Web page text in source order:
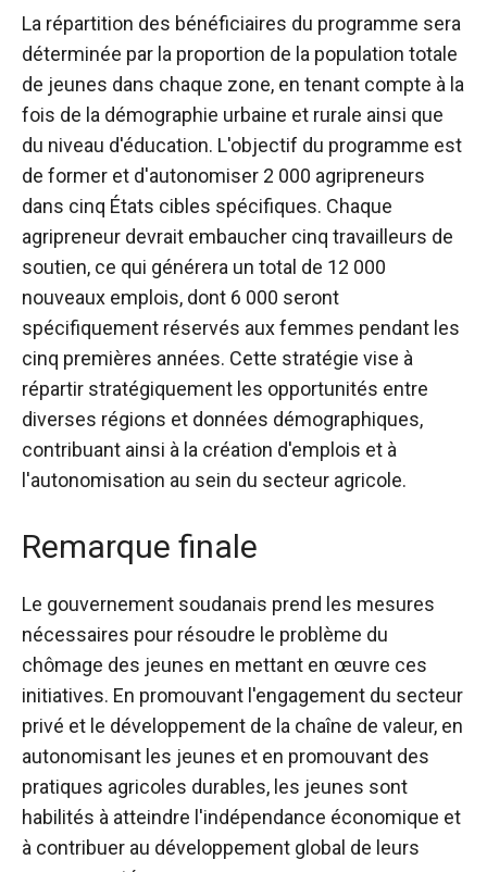
La répartition des bénéficiaires du programme sera
déterminée par la proportion de la population totale
de jeunes dans chaque zone, en tenant compte à la
fois de la démographie urbaine et rurale ainsi que
du niveau d'éducation. L'objectif du programme est
de former et d'autonomiser 2 000 agripreneurs
dans cinq États cibles spécifiques. Chaque
agripreneur devrait embaucher cinq travailleurs de
soutien, ce qui générera un total de 12 000
nouveaux emplois, dont 6 000 seront
spécifiquement réservés aux femmes pendant les
cinq premières années. Cette stratégie vise à
répartir stratégiquement les opportunités entre
diverses régions et données démographiques,
contribuant ainsi à la création d'emplois et à
l'autonomisation au sein du secteur agricole.
Remarque finale
Le gouvernement soudanais prend les mesures
nécessaires pour résoudre le problème du
chômage des jeunes en mettant en œuvre ces
initiatives. En promouvant l'engagement du secteur
privé et le développement de la chaîne de valeur, en
autonomisant les jeunes et en promouvant des
pratiques agricoles durables, les jeunes sont
habilités à atteindre l'indépendance économique et
à contribuer au développement global de leurs